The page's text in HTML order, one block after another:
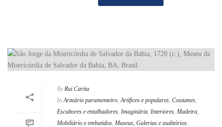
By Rui Carita
In Armário paramenteiro,Artífices e populares, Costumes,
Escultores e entalhadores, Imaginária, Interiores, Madeira,
Mobiliário e embutidos, Museus, Galerias e auditórios,